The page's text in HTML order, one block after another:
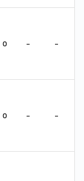
0 - -
0 - -